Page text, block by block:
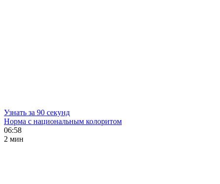
Узнать за 90 секунд
Норма с национальным колоритом
06:58
2 мин